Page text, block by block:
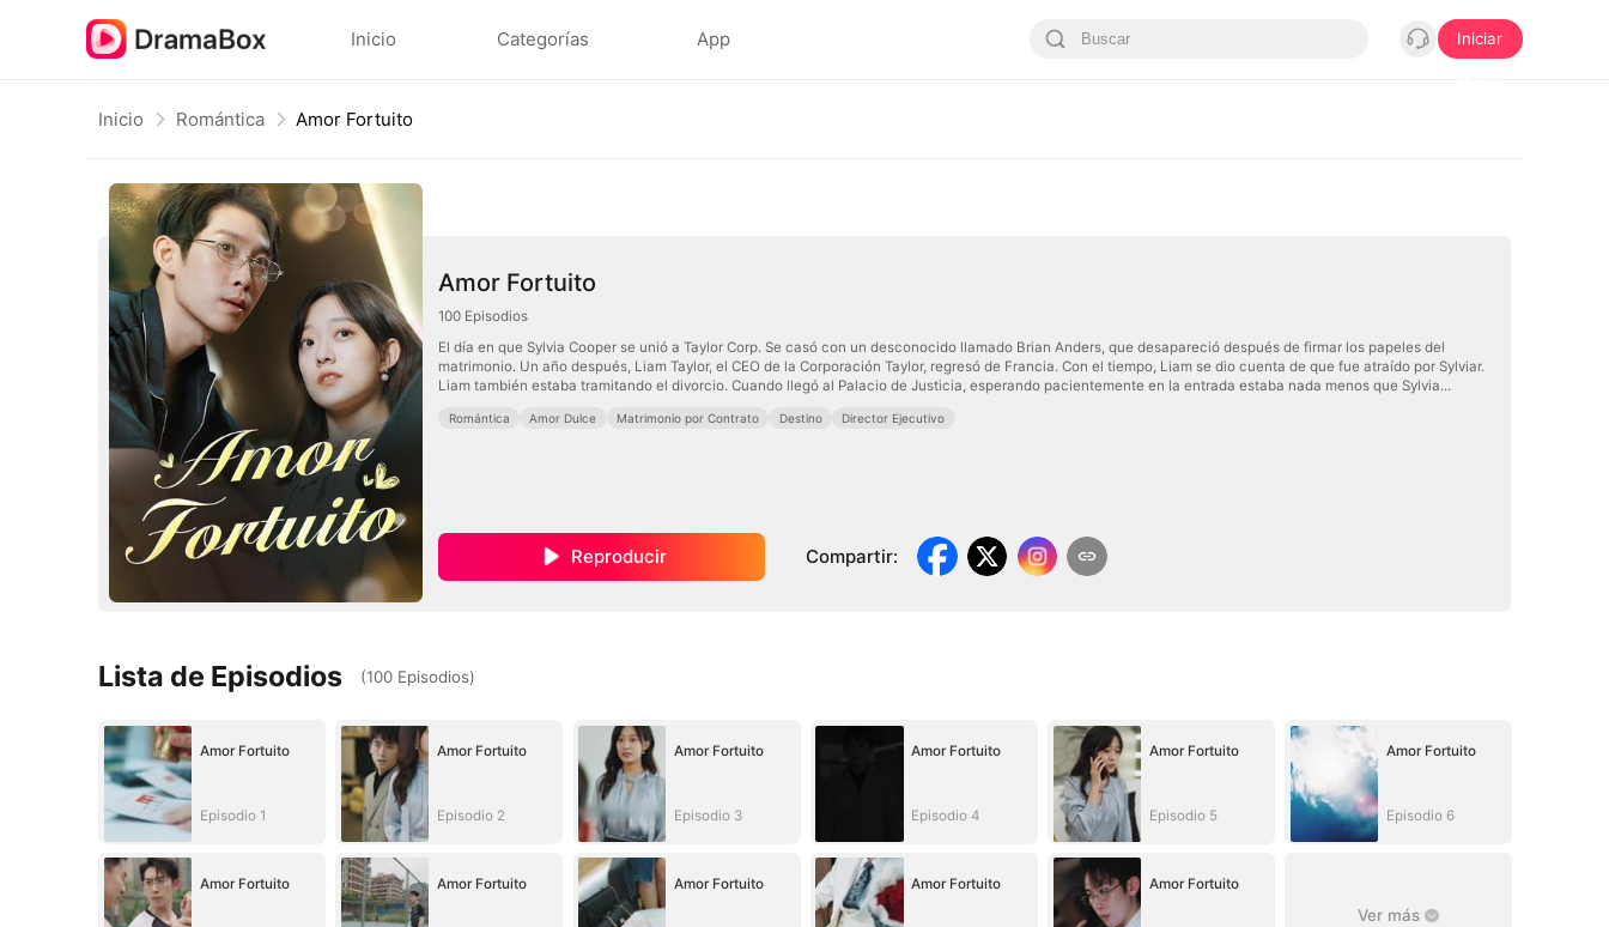
Inicio Categorías App Iniciar
Inicio Romántica Amor Fortuito
Amor Fortuito
100 Episodios
El día en que Sylvia Cooper se unió a Taylor Corp. Se casó con un desconocido llamado Brian Anders, que desapareció después de firmar los papeles del
matrimonio. Un año después, Liam Taylor, el CEO de la Corporación Taylor, regresó de Francia. Con el tiempo, Liam se dio cuenta de que fue atraído por Sylviar.
Liam también estaba tramitando el divorcio. Cuando llegó al Palacio de Justicia, esperando pacientemente en la entrada estaba nada menos que Sylvia...
Romántica Amor Dulce Matrimonio por Contrato Destino Director Ejecutivo
Reproducir Compartir:
Lista de Episodios (100 Episodios)
Amor Fortuito
Episodio 1
Amor Fortuito
Episodio 2
Amor Fortuito
Episodio 3
Amor Fortuito
Episodio 4
Amor Fortuito
Episodio 5
Amor Fortuito
Episodio 6
Amor Fortuito Amor Fortuito Amor Fortuito Amor Fortuito Amor Fortuito
Ver más